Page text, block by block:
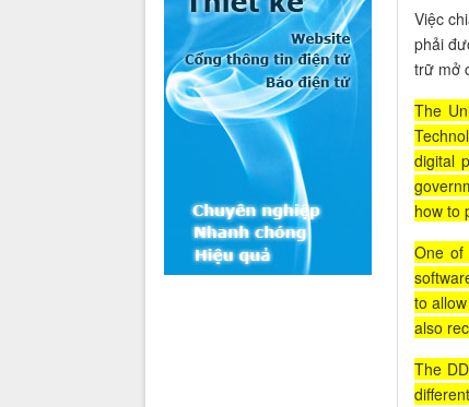
Việc
phải
trữ mở
The
digital
how to
One of
to
also
The